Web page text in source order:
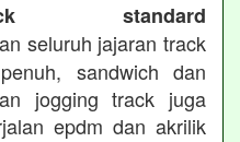
standard
seluruh jajaran track
sandwich dan
jogging track juga
epdm dan akrilik